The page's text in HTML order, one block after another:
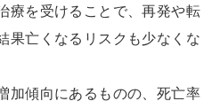
療を受けることで、再発や転
果亡くなるリスクも少なくな
加傾向にあるものの、死亡率